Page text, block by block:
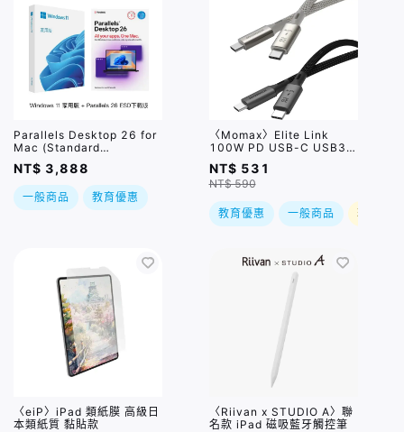
Parallels Desktop 26 for
Mac (Standard
Edition)_ESD下載版 +
Windows 11 64Bit 中文家
用進階 隨機版
NT$ 3,888
一般商品 教育優惠
〈Momax〉Elite Link
100W PD USB-C USB3.2
20Gbps 編織充電/影像傳輸
線(1M) / 兩色
NT$ 531
NT$ 590
教育優惠 一般商品 現折
〈eiP〉iPad 類紙膜 高級日
本類紙質 黏貼款
〈Riivan x STUDIO A〉聯
名款 iPad 磁吸藍牙觸控筆